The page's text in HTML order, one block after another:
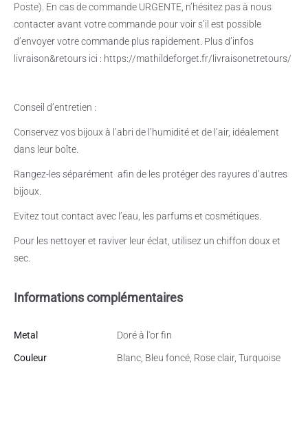
Poste). En cas de commande URGENTE, n’hésitez pas à nous
contacter avant votre commande pour voir s’il est possible
d’envoyer votre commande plus rapidement. Plus d’infos
livraison&retours ici : https://mathildeforget.fr/livraisonetretours/
Conseil d’entretien :
Conservez vos bijoux à l’abri de l’humidité et de l’air, idéalement
dans leur boîte.
Rangez-les séparément afin de les protéger des rayures d’autres
bijoux.
Evitez tout contact avec l’eau, les parfums et cosmétiques.
Pour les nettoyer et raviver leur éclat, utilisez un chiffon doux et
sec.
Informations complémentaires
Metal Doré à l'or fin
Couleur Blanc, Bleu foncé, Rose clair, Turquoise